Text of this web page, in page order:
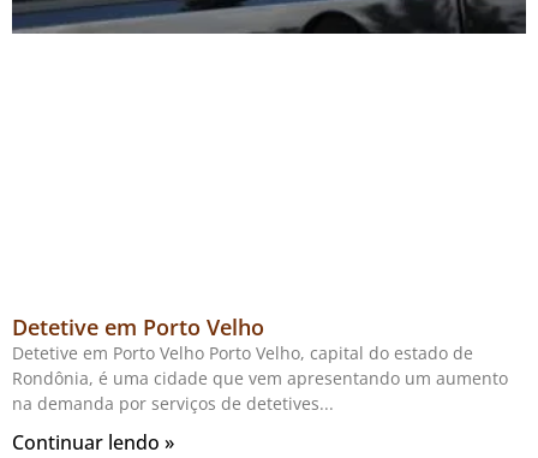
Detetive em Porto Velho
Detetive em Porto Velho Porto Velho, capital do estado de
Rondônia, é uma cidade que vem apresentando um aumento
na demanda por serviços de detetives
Continuar lendo »